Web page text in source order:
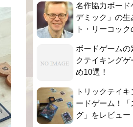
名作協力ボード
デミック」の生
ト・リーコック
ボードゲームの
クテイキング
め10選！
トリックテイ
ードゲーム！「
グ」をレビュー